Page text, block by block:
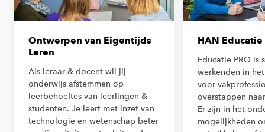
Ontwerpen van Eigentijds
Leren
Als leraar & docent wil jij
onderwijs afstemmen op
leerbehoeftes van leerlingen &
studenten. Je leert met inzet van
technologie en wetenschap beter
HAN Educatie
Educatie PRO is
werkenden in
voor
overstappen
Er zijn in het
mogelijkheden